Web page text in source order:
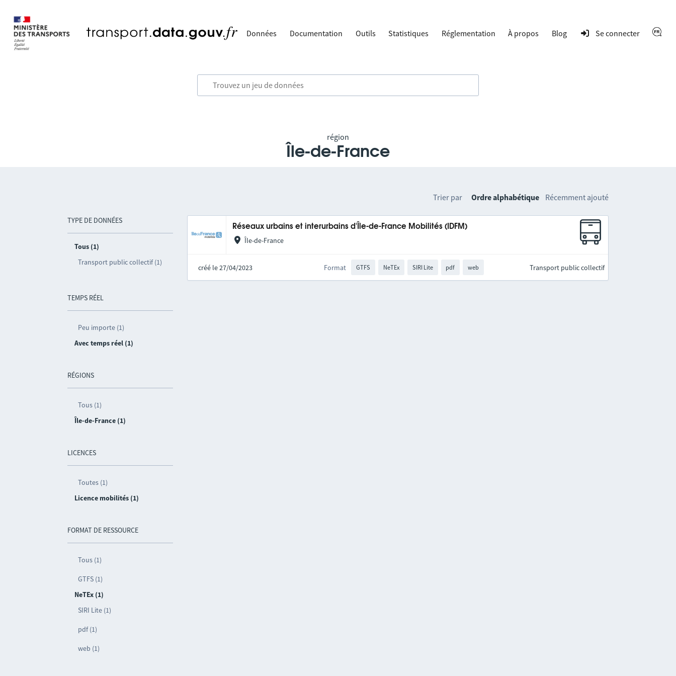
Données Documentation Outils Statistiques Réglementation À propos Blog Se connecter
région
Île-de-France
TYPE DE DONNÉES
Tous (1)
Transport public collectif (1)
TEMPS RÉEL
Peu importe (1)
Avec temps réel (1)
RÉGIONS
Tous (1)
Île-de-France (1)
LICENCES
Toutes (1)
Licence mobilités (1)
FORMAT DE RESSOURCE
Tous (1)
GTFS (1)
NeTEx (1)
SIRI Lite (1)
pdf (1)
web (1)
Trier par Ordre alphabétique Récemment ajouté
Réseaux urbains et interurbains d'Île-de-France Mobilités (IDFM)
Île-de-France
créé le 27/04/2023 Format GTFS NeTEx SIRI Lite pdf web Transport public collectif